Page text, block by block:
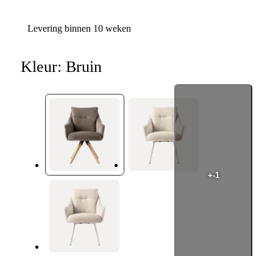
Levering binnen 10 weken
Kleur: Bruin
+-1